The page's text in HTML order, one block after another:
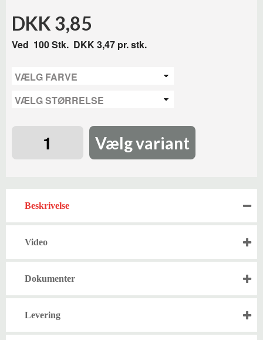
DKK 3,85
Ved 100Stk. DKK 3,47 pr. stk.
Vælg variant
Beskrivelse
Video
Dokumenter
Levering